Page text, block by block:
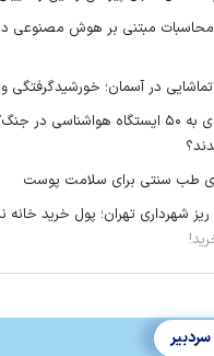
محاسبات مبتنی بر هوش مصنوعی
تماشایی در آسمان؛ خورشیدگرفتگی
آسیب جدی به ۵۰ ایستگاه هواشناسی
طب سنتی برای سلامت پوست
شهرداری تهران؛ پول خرید خانه